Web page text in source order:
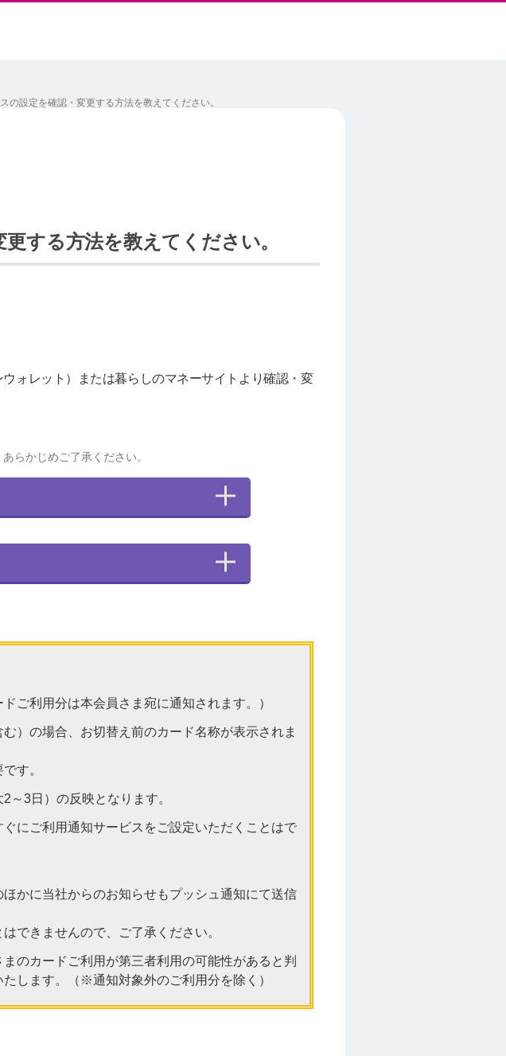
の設定を確認・変更する方法を教えてください。
する方法を教えてください。
ォレット）または暮らしのマネーサイトより確認・変
らかじめご了承ください。
ご利用分は本会員さま宛に通知されます。）
）の場合、お切替え前のカード名称が表示されま
す。
～3日）の反映となります。
にご利用通知サービスをご設定いただくことはで
かに当社からのお知らせもプッシュ通知にて送信
できませんので、ご了承ください。
のカードご利用が第三者利用の可能性があると判
します。（※通知対象外のご利用分を除く）